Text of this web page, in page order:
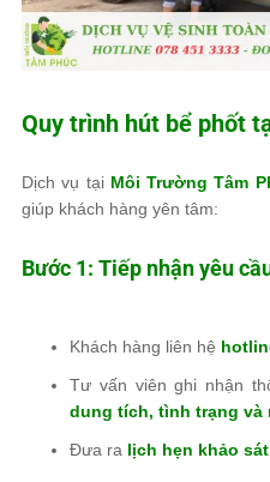
Quy trình hút bể phốt
Dịch vụ tại Môi Trường Tâm
giúp khách hàng yên tâm:
Bước 1: Tiếp nhận yêu
Khách hàng liên hệ
Tư vấn viên ghi nhận
dung tích, tình trạng và
Đưa ra lịch hẹn khảo